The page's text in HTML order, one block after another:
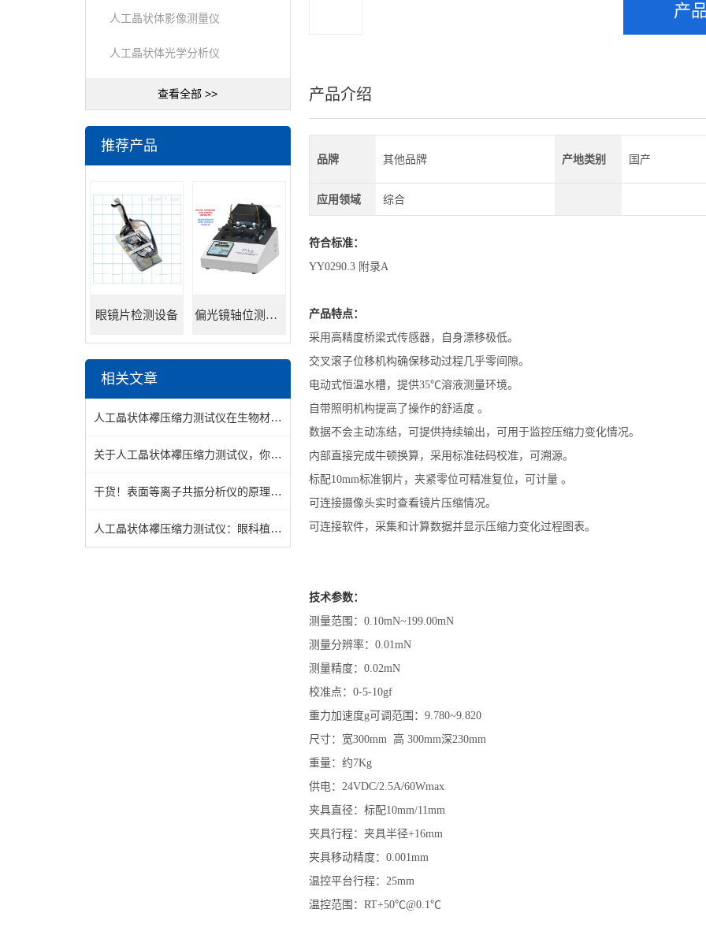
人工晶状体影像测量仪
人工晶状体光学分析仪
查看全部 >>
推荐产品
眼镜片检测设备 偏光镜轴位测试仪
相关文章
人工晶状体襻压缩力测试仪在生物材料研究中的应用价值
关于人工晶状体襻压缩力测试仪，你应该知道的事
干货！表面等离子共振分析仪的原理及的操作方法介绍
人工晶状体襻压缩力测试仪：眼科植入器械性能检测的专用设备
产
产品介绍
品牌 其他品牌 产地类别 国产
应用领域 综合
符合标准：
YY0290.3 附录A
产品特点：
采用高精度桥梁式传感器，自身漂移极低。
交叉滚子位移机构确保移动过程几乎零间隙。
电动式恒温水槽，提供35℃溶液测量环境。
自带照明机构提高了操作的舒适度 。
数据不会主动冻结，可提供持续输出，可用于监控压缩力变化情况。
内部直接完成牛顿换算，采用标准砝码校准，可溯源。
标配10mm标准钢片，夹紧零位可精准复位，可计量 。
可连接摄像头实时查看镜片压缩情况。
可连接软件，采集和计算数据并显示压缩力变化过程图表。
技术参数：
测量范围：0.10mN~199.00mN
测量分辨率：0.01mN
测量精度：0.02mN
校准点：0-5-10gf
重力加速度g可调范围：9.780~9.820
尺寸：宽300mm 高 300mm深230mm
重量：约7Kg
供电：24VDC/2.5A/60Wmax
夹具直径：标配10mm/11mm
夹具行程：夹具半径+16mm
夹具移动精度：0.001mm
温控平台行程：25mm
温控范围：RT+50℃@0.1℃